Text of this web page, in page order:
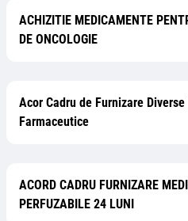
ACHIZITIE MEDICAMENTE
DE ONCOLOGIE
Acor Cadru de Furnizare
Farmaceutice
ACORD CADRU FURNIZARE
PERFUZABILE 24 LUNI